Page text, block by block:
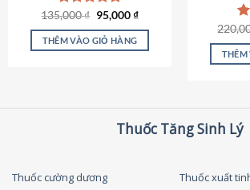
Được xếp
hạng4.87
5 sao
135,000₫ Giá
gốc
là:
135,000 ₫.
95,000₫Giá
tại
THÊM VÀO GIỎ HÀNG
5
THÊM
Thuốc Tăng Sinh Lý
Thuốc cường dương
Thuốc xuất